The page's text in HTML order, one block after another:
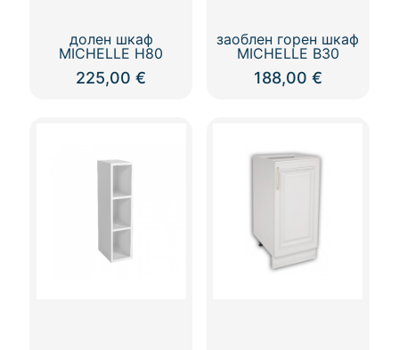
долен шкаф
MICHELLE Н80
225,00€
заоблен горен шкаф
MICHELLE В30
188,00 €